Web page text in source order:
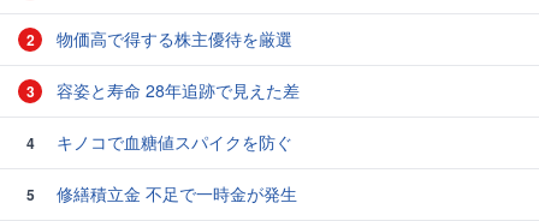
2 物価高で得する株主優待を厳選
3 容姿と寿命 28年追跡で見えた差
4 キノコで血糖値スパイクを防ぐ
5
修繕積立金 不足で一時金が発生